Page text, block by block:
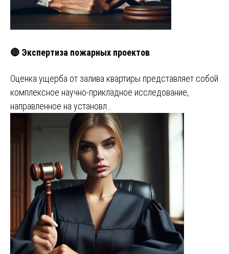
🔴 Экспертиза пожарных проектов
Оценка ущерба от залива квартиры представляет собой
комплексное научно-прикладное исследование,
направленное на установл…